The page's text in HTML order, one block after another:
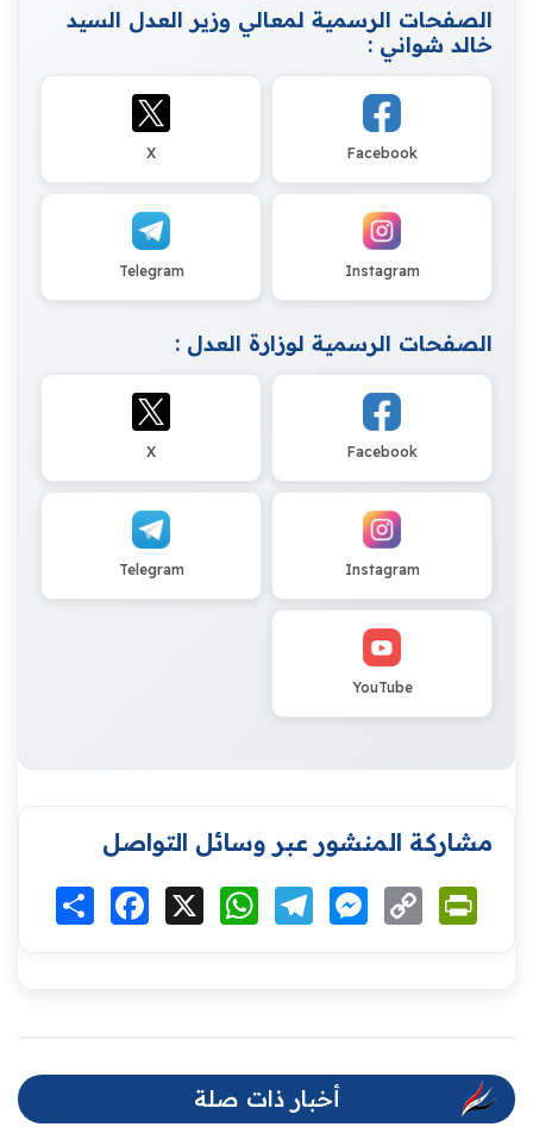
الصفحات الرسمية لمعالي وزير العدل السيد
خالد شواني :
Facebook
X
Instagram
Telegram
الصفحات الرسمية لوزارة العدل :
Facebook
X
Instagram
Telegram
YouTube
مشاركة المنشور عبر وسائل التواصل
انشر Facebook WhatsAppTelegramMessenger
Copy
Link
أخبار ذات صلة